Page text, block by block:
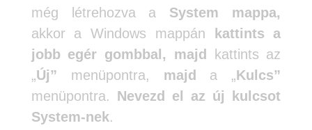
még létrehozva a System mappa,
akkor a Windows mappán
kattints a
jobb egér gombbal,
majd
kattints az
„Új” menüpontra, majd a „Kulcs”
menüpontra. Nevezd el az új kulcsot
System-nek.